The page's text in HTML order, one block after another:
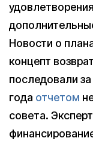
Новости о
концепт
последовали
года отчетом
совета.